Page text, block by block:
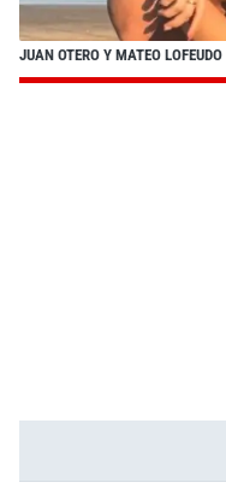
JUAN OTERO Y MATEO LOFEUDO